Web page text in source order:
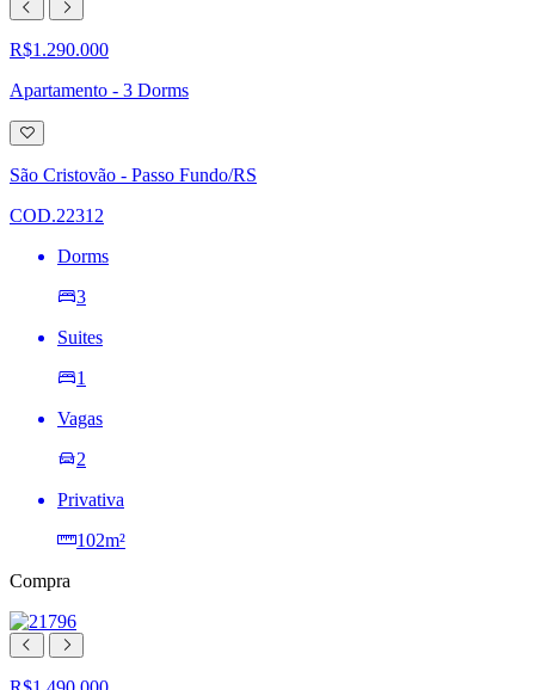
R$1.290.000
Apartamento - 3 Dorms
Adicionar
à
lista
de
São Cristovão - Passo Fundo/RS
COD.22312
Dorms
3
Suites
1
Vagas
2
Privativa
102m²
Compra